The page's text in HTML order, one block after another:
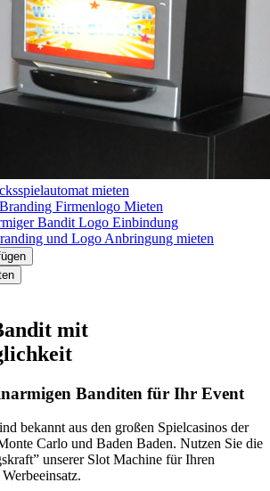
mit
Banditen für Ihr Event
bekannt aus den großen Spielcasinos der
Carlo und Baden Baden. Nutzen Sie die
unserer Slot Machine für Ihren